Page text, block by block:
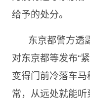
给予的处分。
东京都警方透
对东京都等发布“
变得门前冷落车马
常，从远处就能